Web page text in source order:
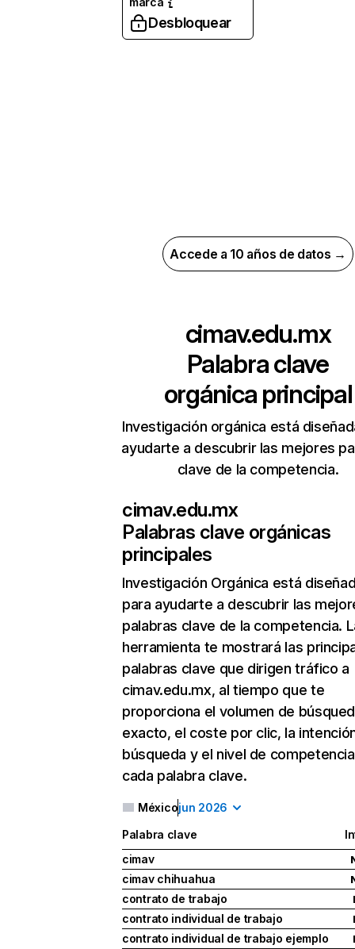
Desbloquear
Accede a 10 años de datos →
cimav.edu.mx
Palabra clave
orgánica principal
Investigación orgánica está
ayudarte a descubrir las mejores
clave de la competencia.
cimav.edu.mx
Palabras clave orgánicas
principales
Investigación Orgánica está
para ayudarte a descubrir las
palabras clave de la competencia.
herramienta te mostrará las
palabras clave que dirigen tráfico a
cimav.edu.mx, al tiempo que te
proporciona el volumen de
exacto, el coste por clic, la
búsqueda y el nivel de
cada palabra clave.
Méxicojun 2026
Palabra clave
cimav
cimav chihuahua
contrato de trabajo I
contrato individual de trabajo I
contrato individual de trabajo ejemplo I